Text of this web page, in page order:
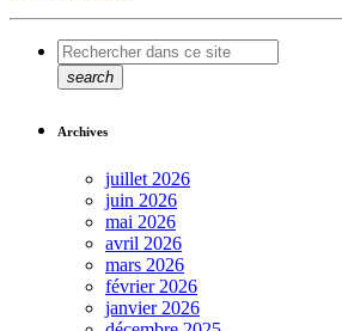
search
Archives
juillet 2026
juin 2026
mai 2026
avril 2026
mars 2026
février 2026
janvier 2026